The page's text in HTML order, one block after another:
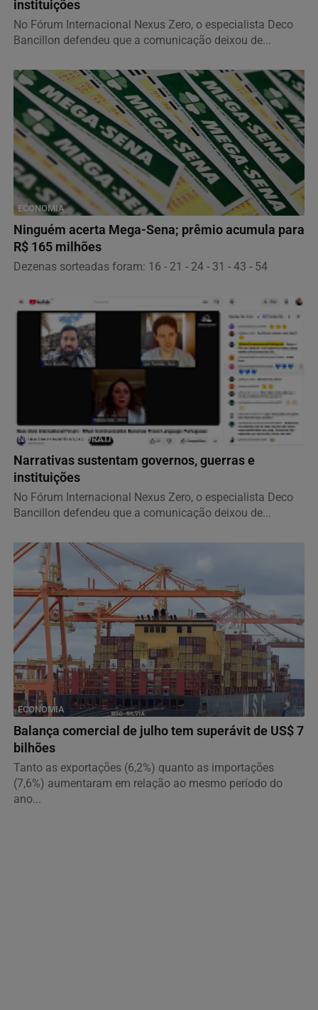
instituições
No Fórum Internacional Nexus Zero, o especialista Deco
Bancillon defendeu que a comunicação deixou de...
ECONOMIA
Ninguém acerta Mega-Sena; prêmio acumula para
R$ 165 milhões
Dezenas sorteadas foram: 16 - 21 - 24 - 31 - 43 - 54
NOTÍCIAS CORPORATIVAS
Narrativas sustentam governos, guerras e
instituições
No Fórum Internacional Nexus Zero, o especialista Deco
Bancillon defendeu que a comunicação deixou de...
ECONOMIA
Balança comercial de julho tem superávit de US$ 7
bilhões
Tanto as exportações (6,2%) quanto as importações
(7,6%) aumentaram em relação ao mesmo período do
ano...